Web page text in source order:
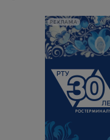
РЕКЛАМА